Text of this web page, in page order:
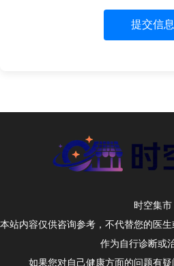
提交信息
时空集市
本站内容仅供咨询参考，不代替您的医
作为自行诊断或
如果您对自己健康方面的问题有疑